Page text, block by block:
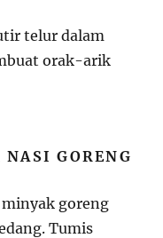
telur dalam
orak-arik
GORENG
minyak goreng
Tumis